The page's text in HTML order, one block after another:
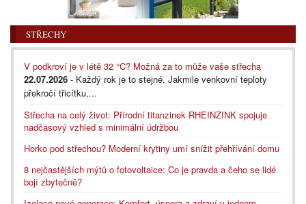
STŘECHY
V podkroví je v létě 32 °C? Možná za to může vaše střecha
22.07.2026 - Každý rok je to stejné. Jakmile venkovní teploty
překročí třicítku,...
Střecha na celý život: Přírodní titanzinek RHEINZINK spojuje
nadčasový vzhled s minimální údržbou
Horko pod střechou? Moderní krytiny umí snížit přehřívání domu
8 nejčastějších mýtů o fotovoltaice: Co je pravda a čeho se lidé
bojí zbytečně?